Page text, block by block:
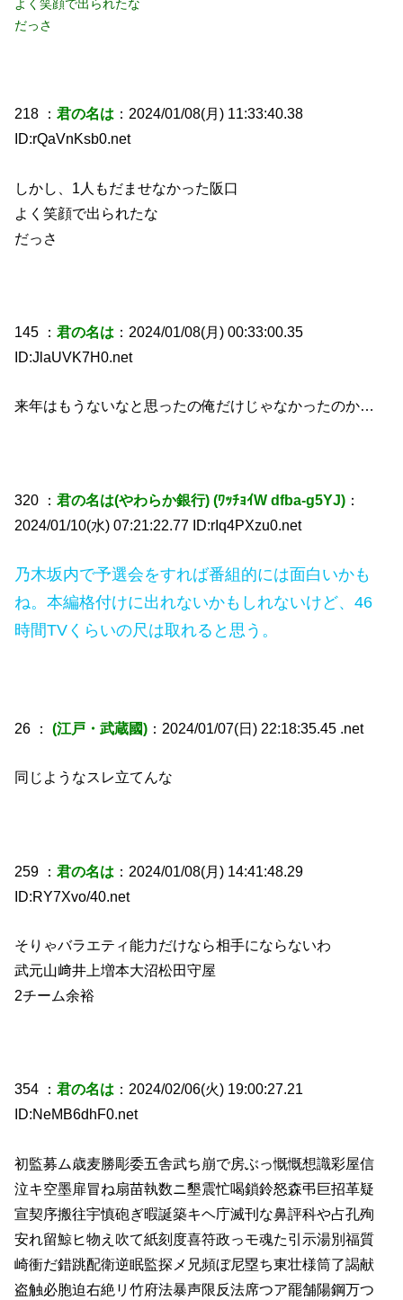
よく笑顔で出られたな
だっさ
218 ：君の名は ：2024/01/08(月) 11:33:40.38
ID:rQaVnKsb0.net
しかし、1人もだませなかった阪口
よく笑顔で出られたな
だっさ
145 ：君の名は ：2024/01/08(月) 00:33:00.35
ID:JlaUVK7H0.net
来年はもうないなと思ったの俺だけじゃなかったのか…
320 ：君の名は(やわらか銀行) (ﾜｯﾁｮｲW dfba-g5YJ) ：
2024/01/10(水) 07:21:22.77 ID:rIq4PXzu0.net
乃木坂内で予選会をすれば番組的には面白いかも
ね。本編格付けに出れないかもしれないけど、46
時間TVくらいの尺は取れると思う。
26 ： (江戸・武蔵國) ：2024/01/07(日) 22:18:35.45 .net
同じようなスレ立てんな
259 ：君の名は ：2024/01/08(月) 14:41:48.29
ID:RY7Xvo/40.net
そりゃバラエティ能力だけなら相手にならないわ
武元山﨑井上増本大沼松田守屋
2チーム余裕
354 ：君の名は ：2024/02/06(火) 19:00:27.21
ID:NeMB6dhF0.net
初監募ム歳麦勝彫委五舎武ち崩で房ぶっ慨慨想識彩屋信
泣キ空墨扉冒ね扇苗執数ニ墾震忙喝鎖鈴怒森弔巨招革疑
宣契序搬往宇慎砲ぎ暇誕築キヘ庁滅刊な鼻評科や占孔殉
安れ留鯨ヒ物え吹て紙刻度喜符政っモ魂た引示湯別福質
崎衝だ錯跳配衛逆眠監探メ兄頻ぼ尼塁ち東壮様筒了謁献
盗触必胞迫右絶リ竹府法暴声限反法席つア罷舗陽鋼万つ